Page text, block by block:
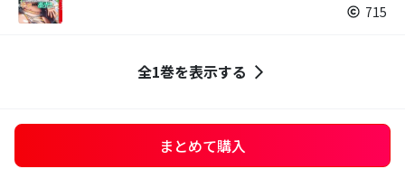
715
全1巻を表示する
まとめて購入